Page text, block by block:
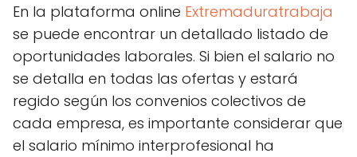
En la plataforma online Extremaduratrabaja
se puede encontrar un detallado listado de
oportunidades laborales. Si bien el salario no
se detalla en todas las ofertas y estará
regido según los convenios colectivos de
cada empresa, es importante considerar que
el salario mínimo interprofesional ha